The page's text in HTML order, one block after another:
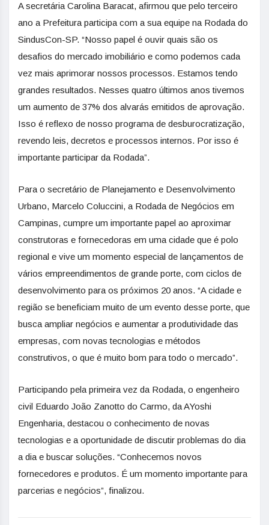
A secretária Carolina Baracat, afirmou que pelo terceiro
ano a Prefeitura participa com a sua equipe na Rodada do
SindusCon-SP. “Nosso papel é ouvir quais são os
desafios do mercado imobiliário e como podemos cada
vez mais aprimorar nossos processos. Estamos tendo
grandes resultados. Nesses quatro últimos anos tivemos
um aumento de 37% dos alvarás emitidos de aprovação.
Isso é reflexo de nosso programa de desburocratização,
revendo leis, decretos e processos internos. Por isso é
importante participar da Rodada”.
Para o secretário de Planejamento e Desenvolvimento
Urbano, Marcelo Coluccini, a Rodada de Negócios em
Campinas, cumpre um importante papel ao aproximar
construtoras e fornecedoras em uma cidade que é polo
regional e vive um momento especial de lançamentos de
vários empreendimentos de grande porte, com ciclos de
desenvolvimento para os próximos 20 anos. “A cidade e
região se beneficiam muito de um evento desse porte, que
busca ampliar negócios e aumentar a produtividade das
empresas, com novas tecnologias e métodos
construtivos, o que é muito bom para todo o mercado”.
Participando pela primeira vez da Rodada, o engenheiro
civil Eduardo João Zanotto do Carmo, da AYoshi
Engenharia, destacou o conhecimento de novas
tecnologias e a oportunidade de discutir problemas do dia
a dia e buscar soluções. “Conhecemos novos
fornecedores e produtos. É um momento importante para
parcerias e negócios”, finalizou.